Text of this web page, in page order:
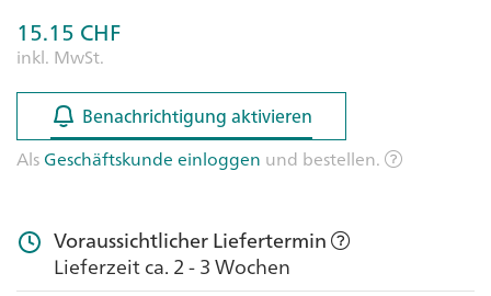
15.15 CHF
inkl. MwSt.
Benachrichtigung aktivieren
Benachrichtigung aktivieren
AlsGeschäftskunde einloggen und bestellen.
Voraussichtlicher Liefertermin
Lieferzeit ca. 2 - 3 Wochen